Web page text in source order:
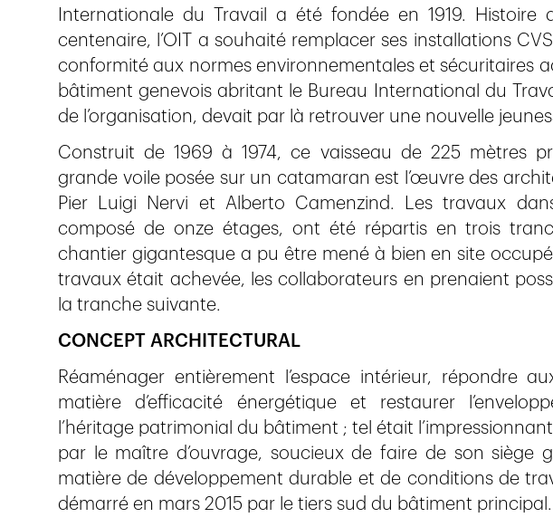
Internationale du Travail a été fondée en 1919. Histoire
centenaire, l’OIT a souhaité remplacer ses installations
conformité aux normes environnementales et sécuritaires
bâtiment genevois abritant le Bureau International du
de l’organisation, devait par là retrouver une nouvelle
Construit de 1969 à 1974, ce vaisseau de 225 mètres
grande voile posée sur un catamaran est l’œuvre des
Pier Luigi Nervi et Alberto Camenzind. Les travaux
composé de onze étages, ont été répartis en trois
chantier gigantesque a pu être mené à bien en site
travaux était achevée, les collaborateurs en prenaient
la tranche suivante.
CONCEPT ARCHITECTURAL
Réaménager entièrement l’espace intérieur, répondre
matière d’efficacité énergétique et restaurer
l’héritage patrimonial du bâtiment ; tel était
par le maître d’ouvrage, soucieux de faire de son siège
matière de développement durable et de conditions de
démarré en mars 2015 par le tiers sud du bâtiment principal.